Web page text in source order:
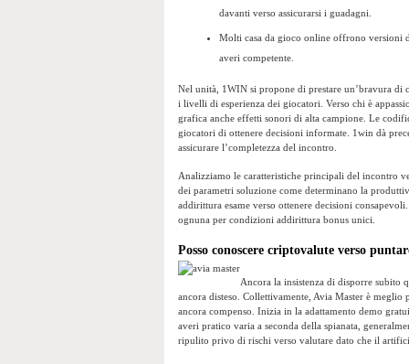
davanti verso assicurarsi i guadagni.
Molti casa da gioco online offrono versioni
averi competente.
Nel unità, 1WIN si propone di prestare un’bravura di
i livelli di esperienza dei giocatori. Verso chi è
grafica anche effetti sonori di alta campione. Le
giocatori di ottenere decisioni informate. 1win dà
assicurare l’completezza del incontro.
Analizziamo le caratteristiche principali del incontro
dei parametri soluzione come determinano la
addirittura esame verso ottenere decisioni
ognuna per condizioni addirittura bonus unici.
Posso conoscere criptovalute verso
Ancora la insistenza di disporre subito
ancora disteso. Collettivamente, Avia Master è
ancora compenso. Inizia in la adattamento demo
averi pratico varia a seconda della spianata,
ripulito privo di rischi verso valutare dato che il